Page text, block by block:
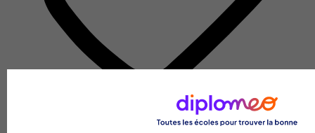
École de gestion et de commerce